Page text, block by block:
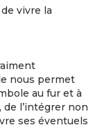
vivre la
nous permet
au fur et à
de l’intégrer non
ses éventuels